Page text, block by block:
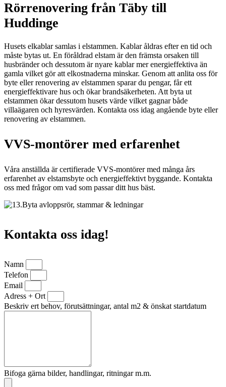
Rörrenovering från Täby till
Huddinge
Husets elkablar samlas i elstammen. Kablar åldras efter en tid och
måste bytas ut. En föråldrad elstam är den främsta orsaken till
husbränder och dessutom är nyare kablar mer energieffektiva än
gamla vilket gör att elkostnaderna minskar. Genom att anlita oss för
byte eller renovering av elstammen sparar du pengar, får ett
energieffektivare hus och ökar brandsäkerheten. Att byta ut
elstammen ökar dessutom husets värde vilket gagnar både
villaägaren och hyresvärden. Kontakta oss idag angående byte eller
renovering av elstammen.
VVS-montörer med erfarenhet
Våra anställda är certifierade VVS-montörer med många års
erfarenhet av elstamsbyte och energieffektivt byggande. Kontakta
oss med frågor om vad som passar ditt hus bäst.
Kontakta oss idag!
Namn
Telefon
Email
Adress + Ort
Beskriv ert behov, förutsättningar, antal m2 & önskat startdatum
Bifoga gärna bilder, handlingar, ritningar m.m.